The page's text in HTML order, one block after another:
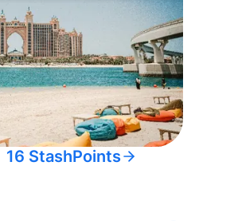
16 StashPoints